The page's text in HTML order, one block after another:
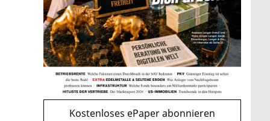
WEITERE ARTIKEL
zurückweiter
Apple-Aktie nach
Quartalszahlen: Ist der
Kursrückgang jetzt eine
Kaufchance?
mehr
Kostenloses ePaper abonnieren